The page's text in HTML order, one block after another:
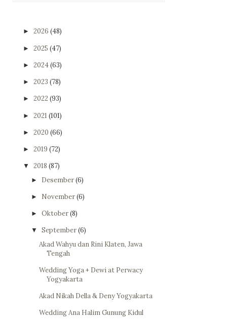
► 2026 (48)
► 2025 (47)
► 2024(63)
► 2023 (78)
► 2022 (93)
► 2021 (101)
► 2020 (66)
► 2019 (72)
▼ 2018 (87)
► Desember(6)
► November(6)
► Oktober(8)
▼ September(6)
Akad Wahyu dan Rini Klaten, Jawa
Tengah
Wedding Yoga + Dewi at Perwacy
Yogyakarta
Akad Nikah Della & Deny Yogyakarta
Wedding Ana Halim Gunung Kidul